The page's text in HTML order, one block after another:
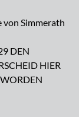
Simmerath
DEN
HIER